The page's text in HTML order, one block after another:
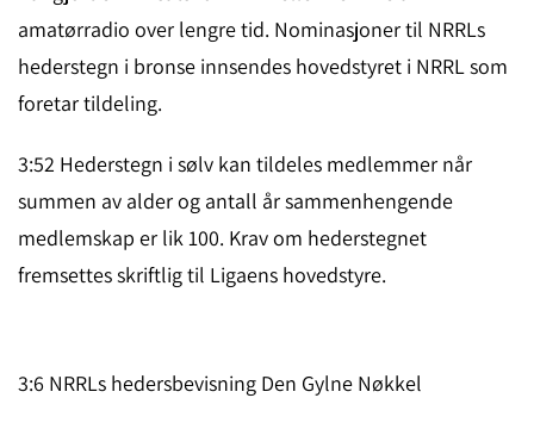
amatørradio over lengre tid. Nominasjoner til NRRLs
hederstegn i bronse innsendes hovedstyret i NRRL som
foretar tildeling.
3:52 Hederstegn i sølv kan tildeles medlemmer når
summen av alder og antall år sammenhengende
medlemskap er lik 100. Krav om hederstegnet
fremsettes skriftlig til Ligaens hovedstyre.
3:6 NRRLs hedersbevisning Den Gylne Nøkkel